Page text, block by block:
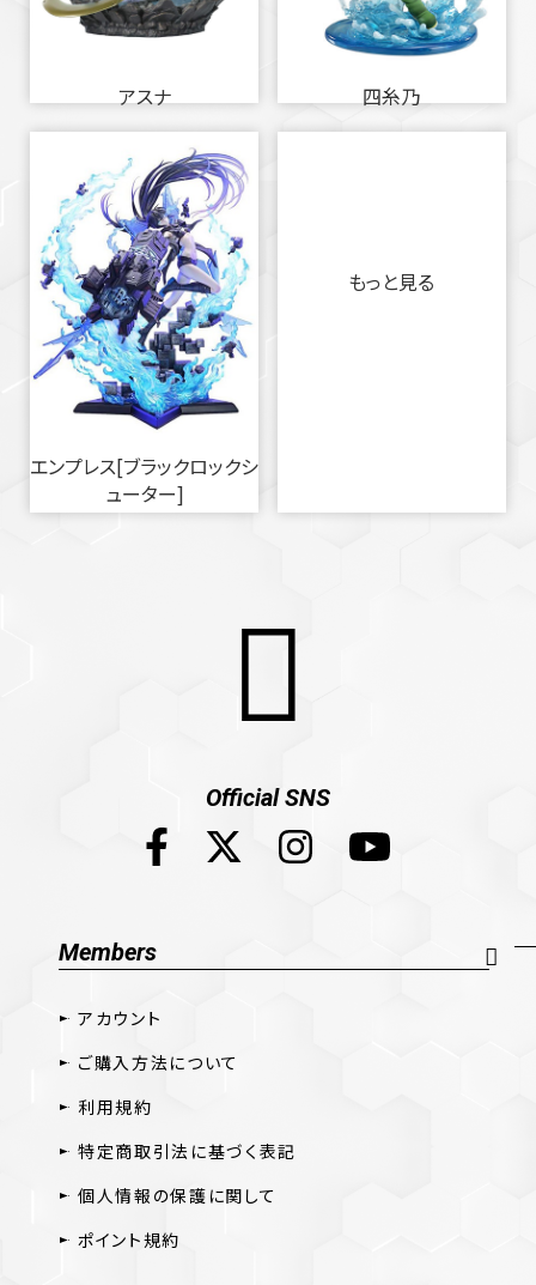
アスナ 四糸乃
エンプレス[ブラックロックシ
ューター]
もっと見る
Official SNS
Members
アカウント
ご購入方法について
利用規約
特定商取引法に基づく表記
個人情報の保護に関して
ポイント規約